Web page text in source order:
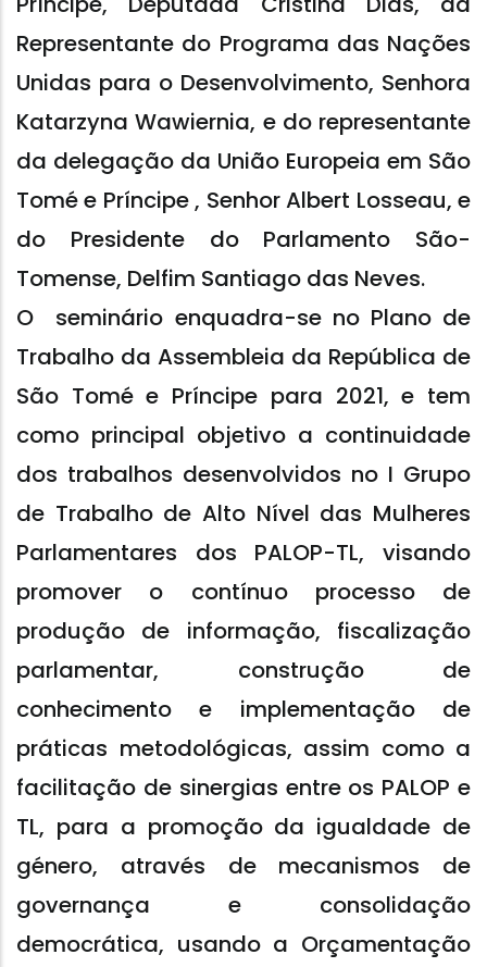
Representante do Programa das Nações
Unidas para o Desenvolvimento, Senhora
Katarzyna Wawiernia, e do representante
da delegação da União Europeia em São
Tomé e Príncipe , Senhor Albert Losseau, e
do Presidente do Parlamento São-
Tomense, Delfim Santiago das Neves.
O seminário enquadra-se no Plano de
Trabalho da Assembleia da República de
São Tomé e Príncipe para 2021, e tem
como principal objetivo a continuidade
dos trabalhos desenvolvidos no I Grupo
de Trabalho de Alto Nível das Mulheres
Parlamentares dos PALOP-TL, visando
promover o contínuo processo de
produção de informação, fiscalização
parlamentar, construção de
conhecimento e implementação de
práticas metodológicas, assim como a
facilitação de sinergias entre os PALOP e
TL, para a promoção da igualdade de
género, através de mecanismos de
governança e consolidação
democrática, usando a Orçamentação